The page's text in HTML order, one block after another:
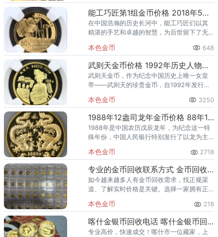
能工巧匠第1组金币价格 2018年5克能工巧匠第1组金币多少钱
在中国浩瀚的历史长河中，能工巧匠们以其
精湛的手艺和卓越的智慧，为后世留下了无
匠们，中国人民银行于2018年8月8日发行了
中国能工巧匠金银纪念币
本色金币 648
武则天金币价格 1992年历史人物第9组武则天金币值多少钱
武则天金币，作为纪念中国历史上唯一女皇
帝——武则天的珍贵金币，自1992年发行以
不仅因其独特的历史价值而备受瞩目，更因
其精美的设计和稀缺性而价
本色金币 3250
1988年12盎司龙年金币价格 88年12盎司龙年金币值多少钱
1988年是中国农历戊辰龙年，为纪念这一特
殊年份，中国人民银行特别发行了以龙为主
币以其庞大的体积、高纯度的金质和精湛的
铸造工艺，成为了当年贵
本色金币 2718
专业的金币回收联系方式 金币回收电话
如今越来越多人有金币回收需求，找正规渠
道、了解实时价格是关键。选择一家拥有正
捷服务的回收机构至关重要。我们提供基于
实时国际金价的精准估价、免费
本色金币 218
喀什金银币回收电话 喀什金银币回收渠道
专业高价，快速成交！喀什市一位藏家，上